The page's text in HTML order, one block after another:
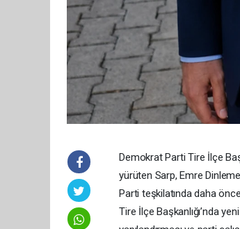
Demokrat Parti Tire İlçe
yürüten Sarp, Emre
Parti teşkilatında daha
Tire İlçe Başkanlığı’nda